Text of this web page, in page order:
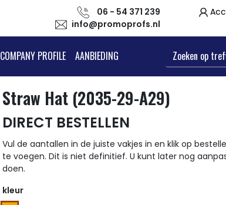
06 - 54 371 239
info@promoprofs.nl
COMPANY PROFILE AANBIEDING
Straw Hat (2035-29-A29)
DIRECT BESTELLEN
Vul de aantallen in de juiste vakjes in en klik op
te voegen. Dit is niet definitief. U kunt later nog
doen.
kleur